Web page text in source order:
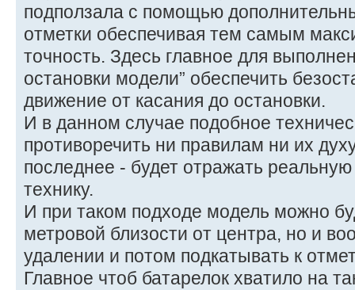
подползала с помощью
отметки обеспечивая тем самым
точность. Здесь главное для
остановки модели” обеспечить
движение от касания до остановки.
И в данном случае подобное
противоречить ни правилам ни их
последнее - будет отражать
технику.
И при таком подходе модель можно
метровой близости от центра, но и
удалении и потом подкатывать к
Главное чтоб батарелок хватило на